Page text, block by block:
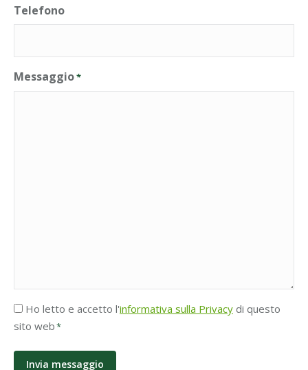
Telefono
Messaggio*
Accettazione
Privacy
Ho letto e accetto l'informativa sulla Privacy di questo
sito web*